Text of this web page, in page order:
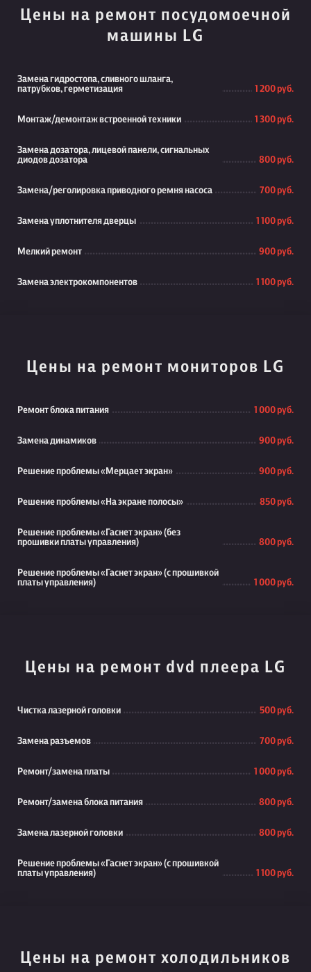
Цены на ремонт посудомоечной
машины LG
Замена гидростопа, сливного шланга,
патрубков, герметизация
1 200 руб.
Монтаж/демонтаж встроенной техники 1 300 руб.
Замена дозатора, лицевой панели, сигнальных
диодов дозатора
800 руб.
Замена/реголировка приводного ремня насоса 700 руб.
Замена уплотнителя дверцы 1 100 руб.
Мелкий ремонт 900 руб.
Замена электрокомпонентов 1 100 руб.
Цены на ремонт мониторов LG
Ремонт блока питания 1 000 руб.
Замена динамиков 900 руб.
Решение проблемы «Мерцает экран» 900 руб.
Решение проблемы «На экране полосы» 850 руб.
Решение проблемы «Гаснет экран» (без
прошивки платы управления)
800 руб.
Решение проблемы «Гаснет экран» (с прошивкой
платы управления)
1 000 руб.
Цены на ремонт dvd плеера LG
Чистка лазерной головки 500 руб.
Замена разъемов 700 руб.
Ремонт/замена платы 1 000 руб.
Ремонт/замена блока питания 800 руб.
Замена лазерной головки 800 руб.
Решение проблемы «Гаснет экран» (с прошивкой
платы управления)
1 100 руб.
Цены на ремонт холодильников